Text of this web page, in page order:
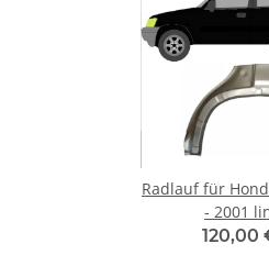
Radlauf für
- 2001
120,00